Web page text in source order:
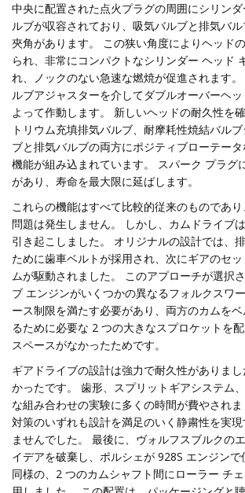
中央に配置された点火プラグの周囲にシリン
ルブが収容されており、吸気バルブと排気バ
夾角があります。 この狭い角度によりヘッド
られ、非常にコンパクトなシリンダー ヘッド
れ、ノックのない急速な燃焼が促進されます
ルブアジャスターを介してダブルオーバーヘ
よって作動します。 新しいヘッドの耐久性を
トリウム充填排気バルブ、耐摩耗性焼結バル
ブと排気バルブの両方にポジティブローテー
機能が組み込まれています。 スパーク プラグ
があり、寿命を最大限に延ばします。
これらの機能はすべて比較的従来のものであ
問題は発生しません。 しかし、カムドライブ
引き起こしました。 オリジナルの設計では、
ために歯車ベルトが採用され、次にギアのセ
ムが駆動されました。 このアプローチが選択
ブ エンジンがいくつかの異なるフォルクスワ
ース制限を満たす必要があり、両方のカムを
るために必要な 2 つの大きなスプロケットを
スペースがなかったためです。
ギアドライブの設計は強力で耐久性がありま
かったです。 歯形、スプリットギアシステム
な組み合わせの実験に多くの時間が費やされ
対策のいずれも設計を満足のいく静粛性を実
ませんでした。 最後に、ヴォルフスブルクの
イデアを破棄し、ポルシェが 928S エンジンで
同様の、2 つのカムシャフト間にローラー チ